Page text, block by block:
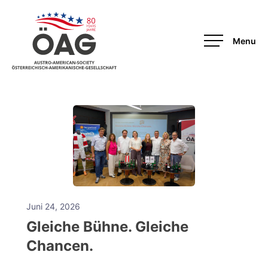
Juni 24, 2026
Gleiche Bühne. Gleiche
Chancen.